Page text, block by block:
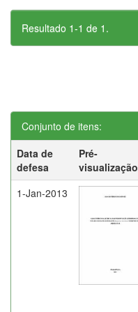
Resultado 1-1 de 1.
Conjunto de itens:
Data de
defesa
Pré-
visualização
1-Jan-2013